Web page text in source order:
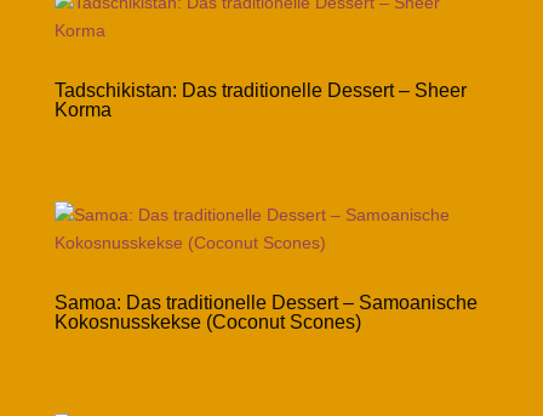
Tadschikistan: Das traditionelle Dessert – Sheer
Korma
Samoa: Das traditionelle Dessert – Samoanische
Kokosnusskekse (Coconut Scones)